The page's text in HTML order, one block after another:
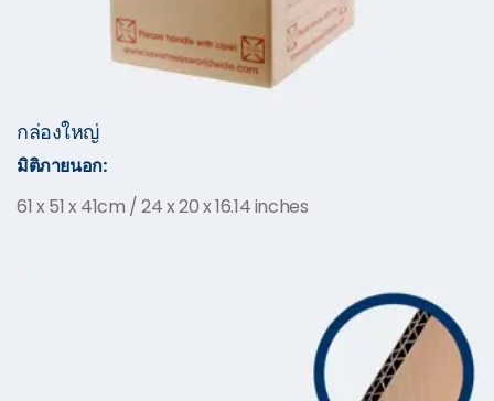
กล่องใหญ่
มิติภายนอก:
61 x 51 x 41cm / 24 x 20 x 16.14 inches